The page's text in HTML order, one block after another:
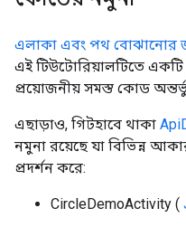
এলাকা এবং পথ বোঝানোর
এই টিউটোরিয়ালটিতে একটি
প্রয়োজনীয় সমস্ত কোড
এছাড়াও, গিটহাবে থাকা
নমুনা রয়েছে যা বিভিন্ন
প্রদর্শন করে:
CircleDemoActivity (